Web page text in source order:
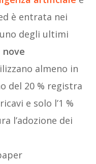
è entrata nei
degli ultimi
nove
almeno in
del 20 % registra
e solo l’1 %
l’adozione dei